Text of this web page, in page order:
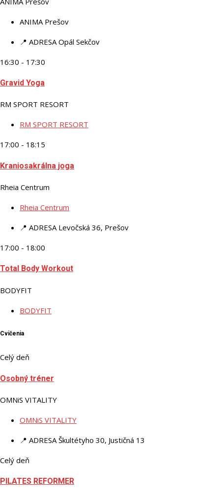
ANIMA Prešov
📍 ADRESA Opál Sekčov
16:30 - 17:30
Gravid Yoga
RM SPORT RESORT
RM SPORT RESORT
17:00 - 18:15
Kraniosakrálna joga
Rheia Centrum
Rheia Centrum
📍 ADRESA Levočská 36, Prešov
17:00 - 18:00
Total Body Workout
BODYFIT
BODYFIT
Cvičenia
Celý deň
Osobný tréner
OMNiS VITALITY
OMNiS VITALITY
📍 ADRESA Škultétyho 30, Justičná 13
Celý deň
PILATES REFORMER